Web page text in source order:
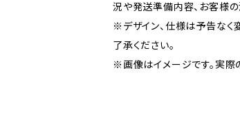
況や発送準備内容、お客様
※デザイン、仕様は予告なく
了承ください。
※画像はイメージです。実際